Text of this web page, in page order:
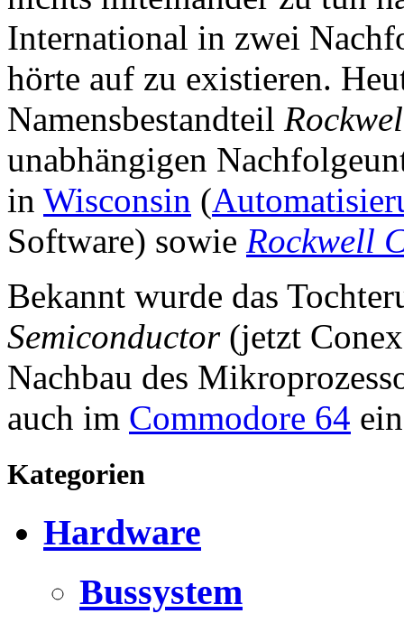
International in zwei
hörte auf zu existieren.
Namensbestandteil
unabhängigen
in Wisconsin (
Software) sowie Rockwell
Bekannt wurde das
Semiconductor(jetzt
Nachbau des
auch im Commodore 64
Kategorien
Hardware
Bussystem